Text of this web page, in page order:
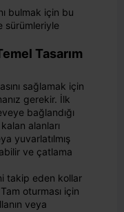
bulmak için bu
sürümleriyle
Tasarım
sağlamak için
gerekir. İlk
bağlandığı
alanları
yuvarlatılmış
ve çatlama
takip eden kollar
oturması için
veya